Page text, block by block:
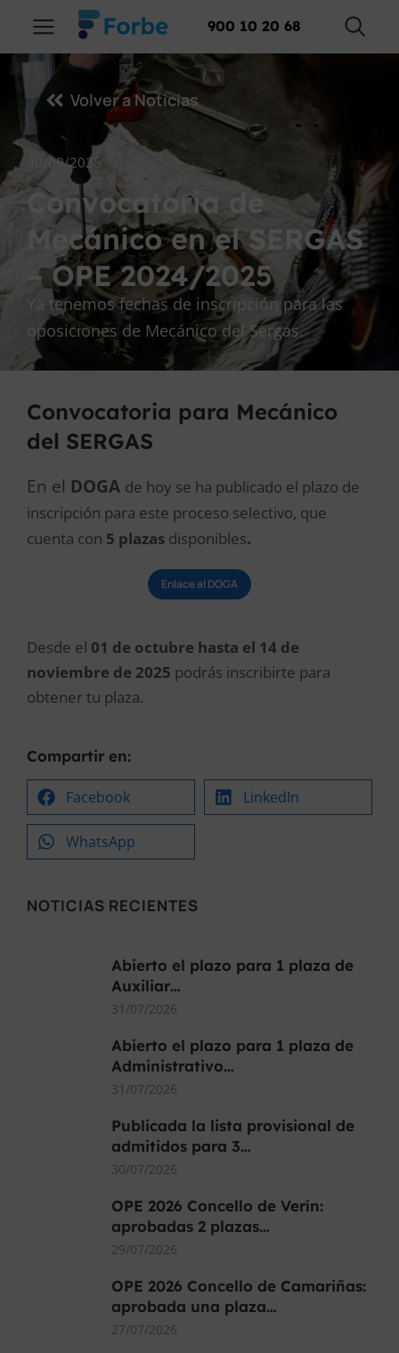
900 10 20 68
Volver a Noticias
30/09/2025
Convocatoria de
Mecánico en el SERGAS
– OPE 2024/2025
Ya tenemos fechas de inscripción para las
oposiciones de Mecánico del Sergas.
Convocatoria para Mecánico
del SERGAS
En el DOGA de hoy se ha publicado el plazo de
inscripción para este proceso selectivo, que
cuenta con 5 plazas disponibles.
Enlace al DOGA
Desde el 01 de octubre hasta el 14 de
noviembre de 2025 podrás inscribirte para
obtener tu plaza.
Compartir en:
Facebook LinkedIn
WhatsApp
NOTICIAS RECIENTES
Abierto el plazo para 1 plaza de
Auxiliar…
31/07/2026
Abierto el plazo para 1 plaza de
Administrativo…
31/07/2026
Publicada la lista provisional de
admitidos para 3…
30/07/2026
OPE 2026 Concello de Verín:
aprobadas 2 plazas…
29/07/2026
OPE 2026 Concello de Camariñas:
aprobada una plaza…
27/07/2026